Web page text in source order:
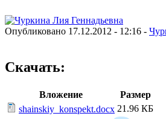
Опубликовано 17.12.2012 - 12:16 -
Скачать:
Вложение
Размер
shainskiy_konspekt.docx 21.96 КБ